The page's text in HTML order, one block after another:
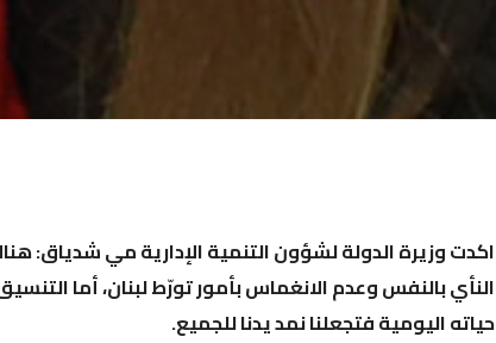
اكدت وزيرة الدولة لشؤون التنمية الإدارية مي شدياق:
النأي بالنفس وعدم الانغماس بأمور تورّط لبنان، أما
حياته اليومية فتجعلنا نمد يدنا للجميع.